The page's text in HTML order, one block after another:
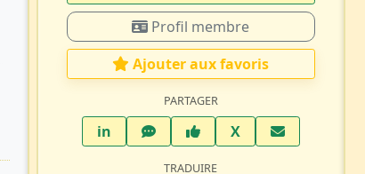
Profil membre
Ajouter aux favoris
PARTAGER
inLinkedInWhatsAppFacebook
XTwitter X
TRADUIRE